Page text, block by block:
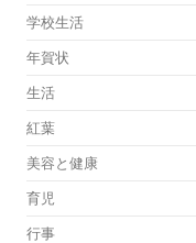
学校生活
年賀状
生活
紅葉
美容と健康
育児
行事